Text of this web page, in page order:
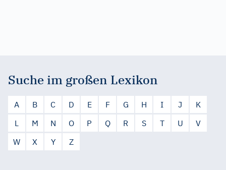
Suche im großen Lexikon
A B C D E F G H I J
K
L
M N O P Q R S T U
V
W
X Y Z